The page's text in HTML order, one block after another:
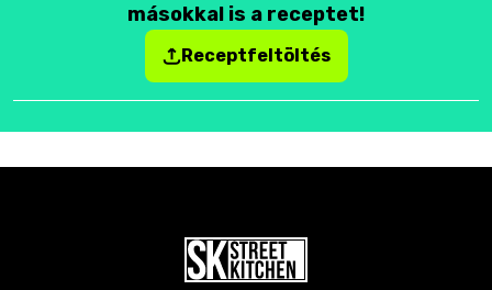
másokkal is a receptet!
Receptfeltöltés